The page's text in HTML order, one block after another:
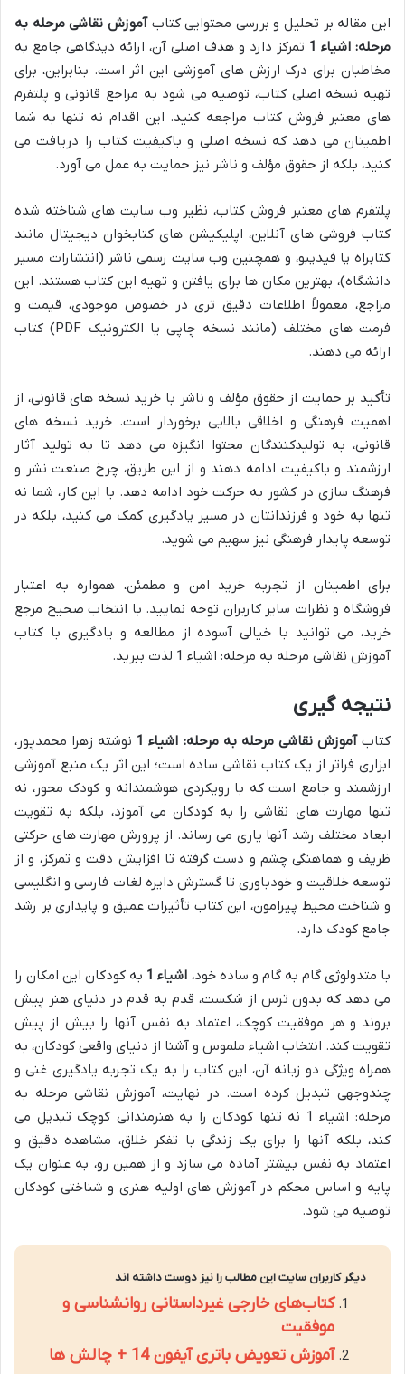
این مقاله بر تحلیل و بررسی محتوایی کتابآموزش نقاشی مرحله به
مرحله: اشیاء 1
تمرکز دارد و هدف اصلی آن، ارائه دیدگاهی جامع به
مخاطبان برای درک ارزش های آموزشی این اثر است. بنابراین، برای
تهیه نسخه اصلی کتاب، توصیه می شود به مراجع قانونی و پلتفرم
های معتبر فروش کتاب مراجعه کنید. این اقدام نه تنها به شما
اطمینان می دهد که نسخه اصلی و باکیفیت کتاب را دریافت می
کنید، بلکه از حقوق مؤلف و ناشر نیز حمایت به عمل می آورد.
پلتفرم های معتبر فروش کتاب، نظیر وب سایت های شناخته شده
کتاب فروشی های آنلاین، اپلیکیشن های کتابخوان دیجیتال مانند
کتابراه یا فیدیبو، و همچنین وب سایت رسمی ناشر (انتشارات مسیر
دانشگاه)، بهترین مکان ها برای یافتن و تهیه این کتاب هستند. این
مراجع، معمولاً اطلاعات دقیق تری در خصوص موجودی، قیمت و
فرمت های مختلف (مانند نسخه چاپی یا الکترونیک PDF) کتاب
ارائه می دهند.
تأکید بر حمایت از حقوق مؤلف و ناشر با خرید نسخه های قانونی، از
اهمیت فرهنگی و اخلاقی بالایی برخوردار است. خرید نسخه های
قانونی، به تولیدکنندگان محتوا انگیزه می دهد تا به تولید آثار
ارزشمند و باکیفیت ادامه دهند و از این طریق، چرخ صنعت نشر و
فرهنگ سازی در کشور به حرکت خود ادامه دهد. با این کار، شما نه
تنها به خود و فرزندانتان در مسیر یادگیری کمک می کنید، بلکه در
توسعه پایدار فرهنگی نیز سهیم می شوید.
برای اطمینان از تجربه خرید امن و مطمئن، همواره به اعتبار
فروشگاه و نظرات سایر کاربران توجه نمایید. با انتخاب صحیح مرجع
خرید، می توانید با خیالی آسوده از مطالعه و یادگیری با کتاب
آموزش نقاشی مرحله به مرحله: اشیاء 1 لذت ببرید.
نتیجه گیری
کتابآموزش نقاشی مرحله به مرحله: اشیاء 1
نوشته زهرا محمدپور،
ابزاری فراتر از یک کتاب نقاشی ساده است؛ این اثر یک منبع آموزشی
ارزشمند و جامع است که با رویکردی هوشمندانه و کودک محور، نه
تنها مهارت های نقاشی را به کودکان می آموزد، بلکه به تقویت
ابعاد مختلف رشد آنها یاری می رساند. از پرورش مهارت های حرکتی
ظریف و هماهنگی چشم و دست گرفته تا افزایش دقت و تمرکز، و از
توسعه خلاقیت و خودباوری تا گسترش دایره لغات فارسی و انگلیسی
و شناخت محیط پیرامون، این کتاب تأثیرات عمیق و پایداری بر رشد
جامع کودک دارد.
با متدولوژی گام به گام و ساده خود، اشیاء 1
به کودکان این امکان را
می دهد که بدون ترس از شکست، قدم به قدم در دنیای هنر پیش
بروند و هر موفقیت کوچک، اعتماد به نفس آنها را بیش از پیش
تقویت کند. انتخاب اشیاء ملموس و آشنا از دنیای واقعی کودکان، به
همراه ویژگی دو زبانه آن، این کتاب را به یک تجربه یادگیری غنی و
چندوجهی تبدیل کرده است. در نهایت، آموزش نقاشی مرحله به
مرحله: اشیاء 1 نه تنها کودکان را به هنرمندانی کوچک تبدیل می
کند، بلکه آنها را برای یک زندگی با تفکر خلاق، مشاهده دقیق و
اعتماد به نفس بیشتر آماده می سازد و از همین رو، به عنوان یک
پایه و اساس محکم در آموزش های اولیه هنری و شناختی کودکان
توصیه می شود.
دیگر کاربران سایت این مطالب را نیز دوست داشته اند
کتاب‌های خارجی غیرداستانی روانشناسی و
موفقیت
آموزش تعویض باتری آیفون 14 + چالش ها